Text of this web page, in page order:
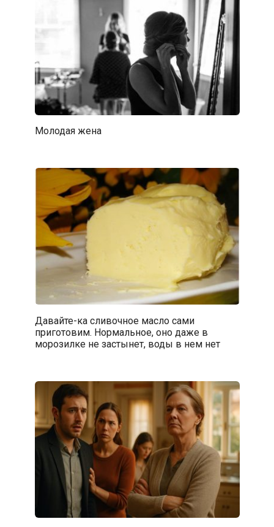
Молодая жена
Давайте-ка сливочное масло сами
приготовим. Нормальное, оно даже в
морозилке не застынет, воды в нем нет